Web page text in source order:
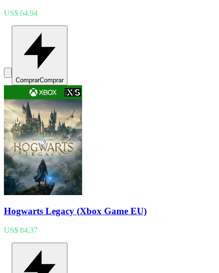
US$ 64,94
ComprarComprar
Hogwarts Legacy (Xbox Game EU)
US$ 84,37